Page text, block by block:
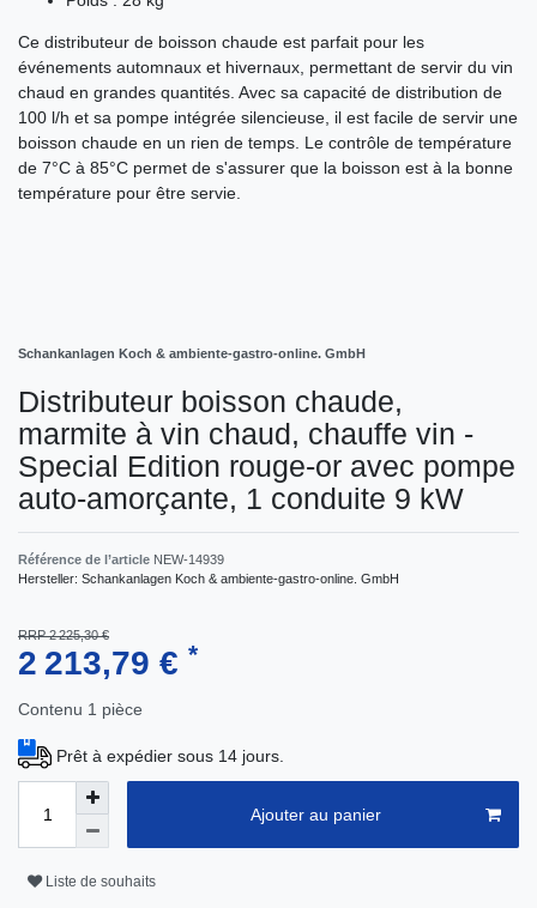
Ce distributeur de boisson chaude est parfait pour les
événements automnaux et hivernaux, permettant de servir du vin
chaud en grandes quantités. Avec sa capacité de distribution de
100 l/h et sa pompe intégrée silencieuse, il est facile de servir une
boisson chaude en un rien de temps. Le contrôle de température
de 7°C à 85°C permet de s'assurer que la boisson est à la bonne
température pour être servie.
Schankanlagen Koch & ambiente-gastro-online. GmbH
Distributeur boisson chaude,
marmite à vin chaud, chauffe vin -
Special Edition rouge-or avec pompe
auto-amorçante, 1 conduite 9 kW
Référence de l’article NEW-14939
Hersteller: Schankanlagen Koch & ambiente-gastro-online. GmbH
RRP 2 225,30 €
2 213,79 € *
Contenu 1 pièce
Prêt à expédier sous 14 jours.
Ajouter au panier
Liste de souhaits